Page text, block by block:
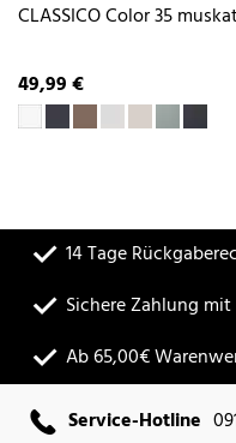
CLASSICO Color 35
49,99 €
14 Tage
Sichere Zahlung
Ab 65,00€
Service-Hotline